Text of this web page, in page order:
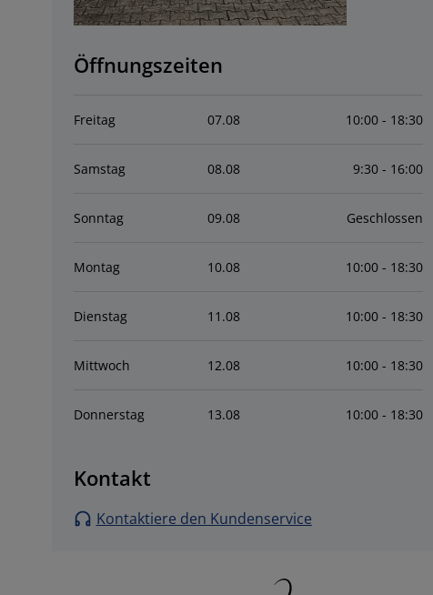
Öffnungszeiten
Freitag 07.08 10:00 - 18:30
Samstag 08.08 9:30 - 16:00
Sonntag 09.08 Geschlossen
Montag 10.08 10:00 - 18:30
Dienstag 11 .08 10:00 - 18:30
Mittwoch 12.08 10:00 - 18:30
Donnerstag 13.08 10:00 - 18:30
Kontakt
Kontaktiere den Kundenservice